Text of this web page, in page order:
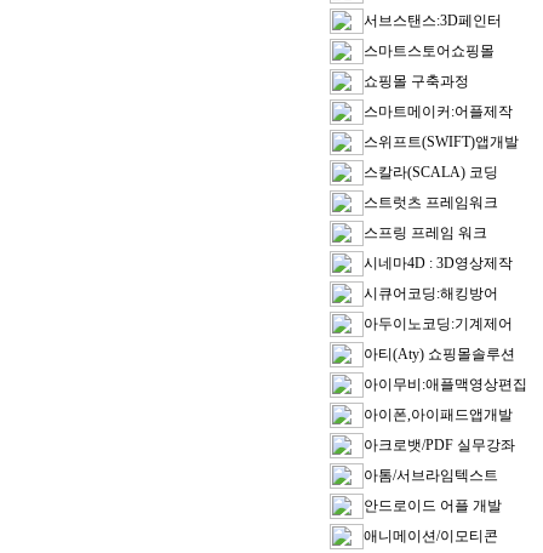
서브스탠스:3D페인터
스마트스토어쇼핑몰
쇼핑몰 구축과정
스마트메이커:어플제작
스위프트(SWIFT)앱개발
스칼라(SCALA) 코딩
스트럿츠 프레임워크
스프링 프레임 워크
시네마4D : 3D영상제작
시큐어코딩:해킹방어
아두이노코딩:기계제어
아티(Aty) 쇼핑몰솔루션
아이무비:애플맥영상편집
아이폰,아이패드앱개발
아크로뱃/PDF 실무강좌
아톰/서브라임텍스트
안드로이드 어플 개발
애니메이션/이모티콘